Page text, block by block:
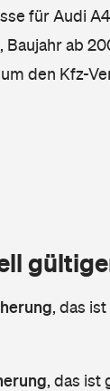
für Audi
ab
den Kfz-
, das
, das ist